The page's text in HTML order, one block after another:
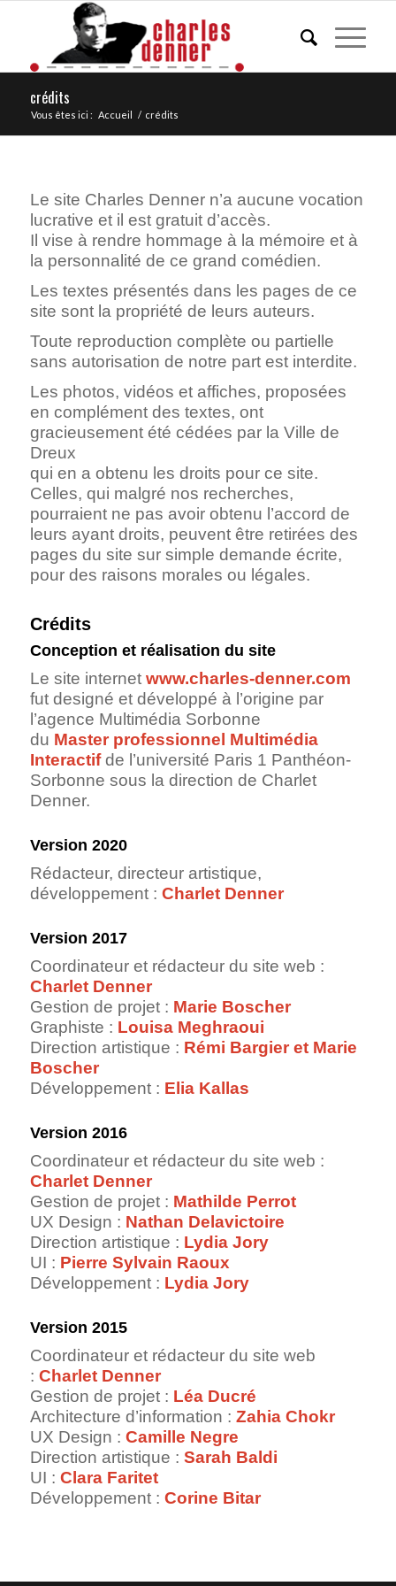
crédits
Vous êtes ici : Accueil / crédits
Le site Charles Denner n’a aucune vocation
lucrative et il est gratuit d’accès.
Il vise à rendre hommage à la mémoire et à
la personnalité de ce grand comédien.
Les textes présentés dans les pages de ce
site sont la propriété de leurs auteurs.
Toute reproduction complète ou partielle
sans autorisation de notre part est interdite.
Les photos, vidéos et affiches, proposées
en complément des textes, ont
gracieusement été cédées par la Ville de
Dreux
qui en a obtenu les droits pour ce site.
Celles, qui malgré nos recherches,
pourraient ne pas avoir obtenu l’accord de
leurs ayant droits, peuvent être retirées des
pages du site sur simple demande écrite,
pour des raisons morales ou légales.
Crédits
Conception et réalisation du site
Le site internet www.charles-denner.com
fut designé et développé à l’origine par
l’agence Multimédia Sorbonne
du Master professionnel Multimédia
Interactifde l’université Paris 1 Panthéon-
Sorbonne sous la direction de Charlet
Denner.
Version 2020
Rédacteur, directeur artistique,
développement : Charlet Denner
Version 2017
Coordinateur et rédacteur du site web :
Charlet Denner
Gestion de projet : Marie Boscher
Graphiste : Louisa Meghraoui
Direction artistique : Rémi Bargieret Marie
Boscher
Développement : Elia Kallas
Version 2016
Coordinateur et rédacteur du site web :
Charlet Denner
Gestion de projet : Mathilde Perrot
UX Design : Nathan Delavictoire
Direction artistique : Lydia Jory
UI : Pierre Sylvain Raoux
Développement : Lydia Jory
Version 2015
Coordinateur et rédacteur du site web
: Charlet Denner
Gestion de projet : Léa Ducré
Architecture d’information : Zahia Chokr
UX Design : Camille Negre
Direction artistique : Sarah Baldi
UI : Clara Faritet
Développement : Corine Bitar